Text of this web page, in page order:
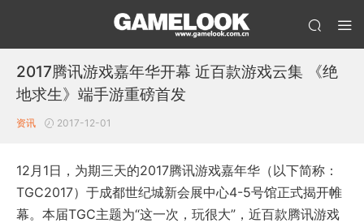
2017腾讯游戏嘉年华开幕 近百款游戏云集 《绝
地求生》端手游重磅首发
资讯 2017-12-01
12月1日，为期三天的2017腾讯游戏嘉年华（以下简称：
TGC2017）于成都世纪城新会展中心4-5号馆正式揭开帷
幕。本届TGC主题为“这一次，玩很大”，近百款腾讯游戏